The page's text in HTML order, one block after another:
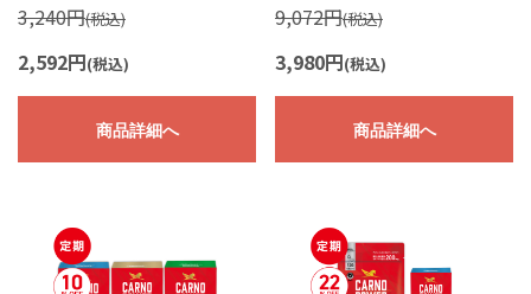
3,240円(税込)
2,592円(税込)
商品詳細へ
9,072円(税込)
3,980円(税込)
商品詳細へ